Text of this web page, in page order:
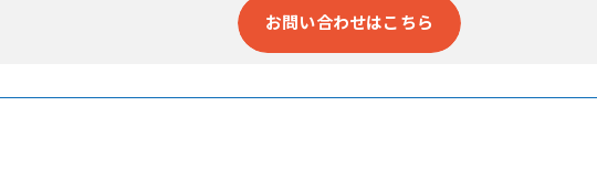
お問い合わせはこちら